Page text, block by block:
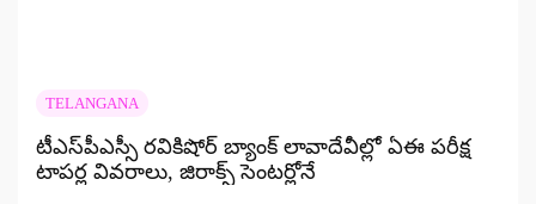
TELANGANA
టీఎస్‌పీఎస్సీ రవికిషోర్ బ్యాంక్ లావాదేవీల్లో ఏఈ పరీక్ష
టాపర్ల వివరాలు, జిరాక్స్ సెంటర్లోనే